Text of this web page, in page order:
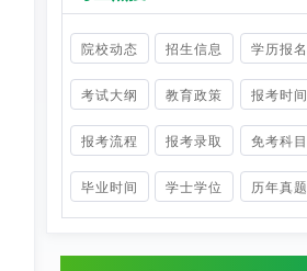
院校动态 招生信息 学历报名
考试大纲 教育政策 报考时间
报考流程 报考录取 免考科目
毕业时间 学士学位 历年真题